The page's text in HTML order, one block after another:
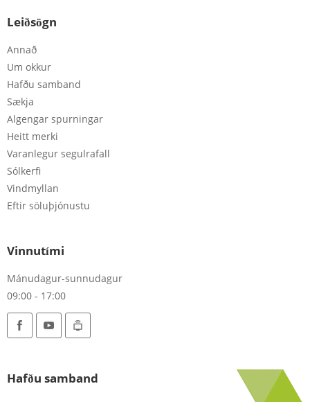
Leiðsögn
Annað
Um okkur
Hafðu samband
Sækja
Algengar spurningar
Heitt merki
Varanlegur segulrafall
Sólkerfi
Vindmyllan
Eftir söluþjónustu
Vinnutími
Mánudagur-sunnudagur
09:00 - 17:00
Hafðu samband